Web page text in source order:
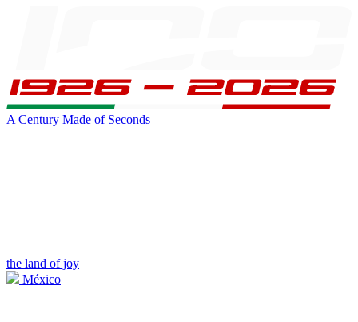
A Century Made of Seconds
the land of joy
México